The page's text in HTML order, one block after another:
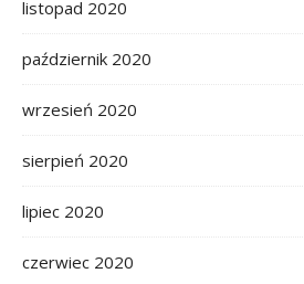
listopad 2020
październik 2020
wrzesień 2020
sierpień 2020
lipiec 2020
czerwiec 2020